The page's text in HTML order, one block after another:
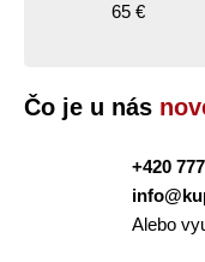
65 €
Čo je u nás
+420
Alebo